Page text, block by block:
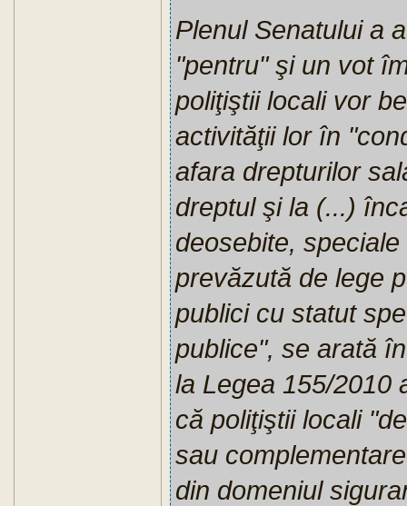
Plenul Senatului a
"pentru" şi un vot
poliţiştii locali vor
activităţii lor în
afara drepturilor
dreptul şi la (...)
deosebite,
prevăzută de lege
publici cu statut
publice", se arată
la Legea 155/2010
că poliţiştii locali
sau
din domeniul